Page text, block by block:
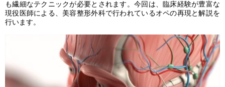
も繊細なテクニックが必要とされます。今回は、臨床経験が豊富な
現役医師による、美容整形外科で行われているオペの再現と解説を
行います。